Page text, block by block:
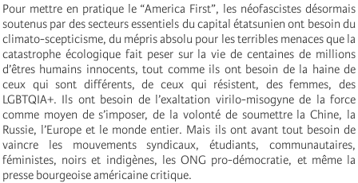
Pour mettre en pratique le “America First”, les néofascistes désormais
soutenus par des secteurs essentiels du capital étatsunien ont besoin du
climato-scepticisme, du mépris absolu pour les terribles menaces que la
catastrophe écologique fait peser sur la vie de centaines de millions
d’êtres humains innocents, tout comme ils ont besoin de la haine de
ceux qui sont différents, de ceux qui résistent, des femmes, des
LGBTQIA+. Ils ont besoin de l’exaltation virilo-misogyne de la force
comme moyen de s’imposer, de la volonté de soumettre la Chine, la
Russie, l’Europe et le monde entier. Mais ils ont avant tout besoin de
vaincre les mouvements syndicaux, étudiants, communautaires,
féministes, noirs et indigènes, les ONG pro-démocratie, et même la
presse bourgeoise américaine critique.